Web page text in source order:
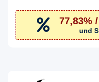
77,83%
und